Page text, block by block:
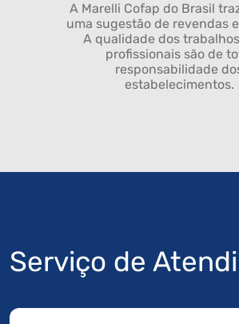
A Marelli Cofap do Brasil
uma sugestão de revendas
A qualidade dos
profissionais são de
responsabilidade
estabelecimentos.
Serviço de